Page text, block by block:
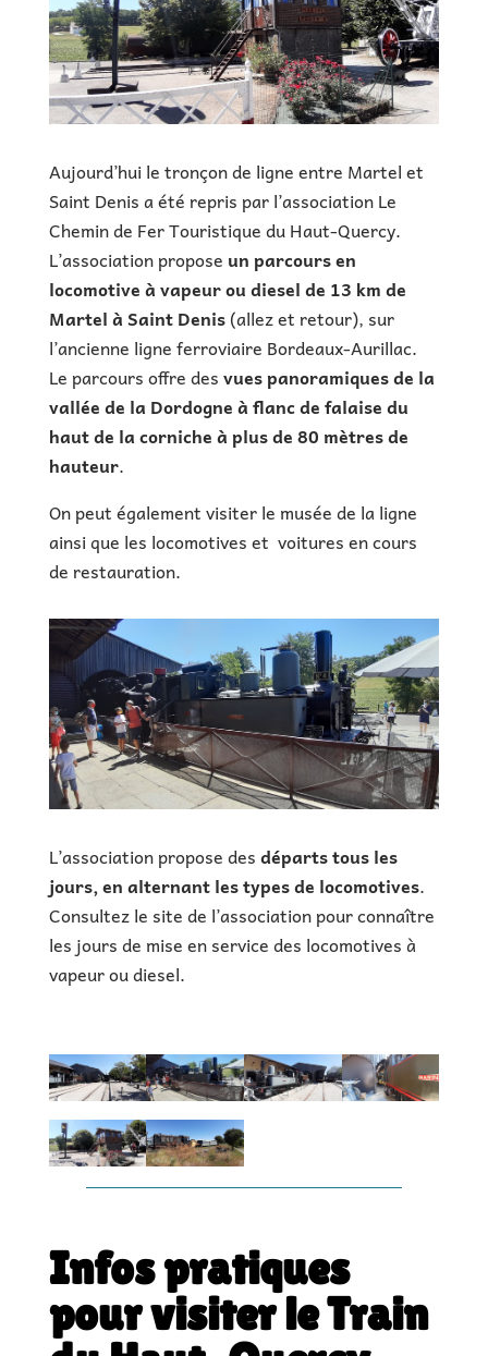
Aujourd’hui le tronçon de ligne entre Martel et
Saint Denis a été repris par l’association Le
Chemin de Fer Touristique du Haut-Quercy.
L’association propose un parcours en
locomotive à vapeur ou diesel de 13 km de
Martel à Saint Denis(allez et retour), sur
l’ancienne ligne ferroviaire Bordeaux-Aurillac.
Le parcours offre desvues panoramiques de la
vallée de la Dordogne à flanc de falaise du
haut de la corniche à plus de 80 mètres de
hauteur.
On peut également visiter le musée de la ligne
ainsi que les locomotives et voitures en cours
de restauration.
L’association propose desdéparts tous les
jours, en alternant les types de locomotives.
Consultez le site de l’association pour connaître
les jours de mise en service des locomotives à
vapeur ou diesel.
Infos pratiques
pour visiter le Train